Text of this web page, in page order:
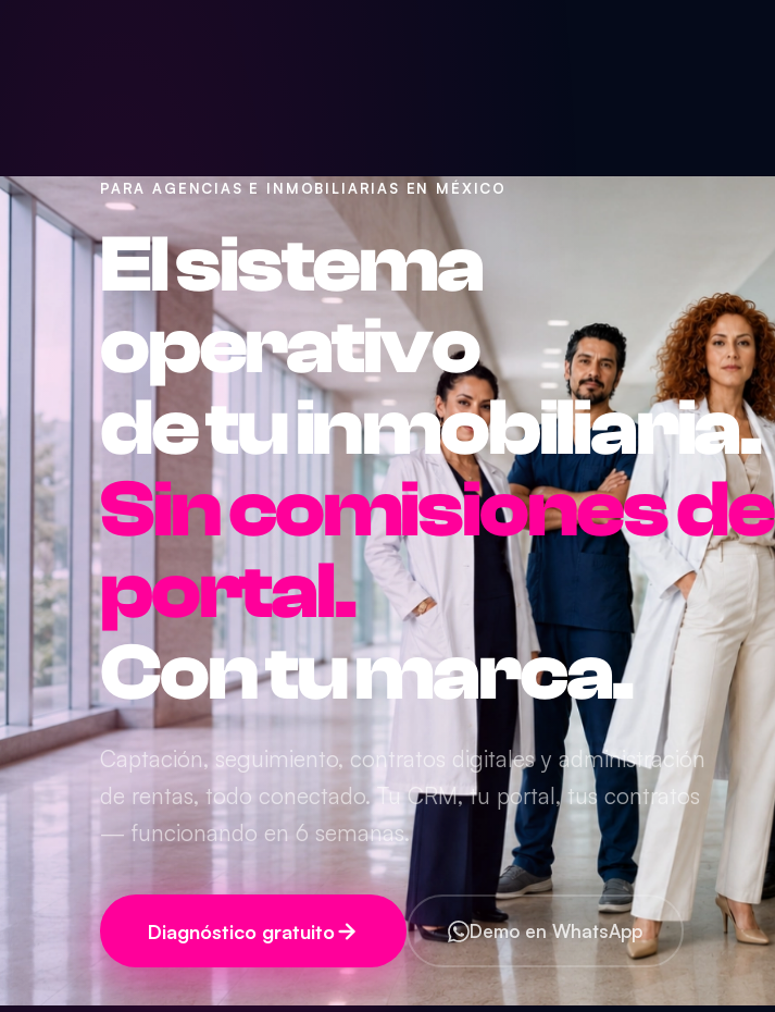
PARA AGENCIAS E INMOBILIARIAS EN MÉXICO
El sistema
operativo
de tu inmobiliaria.
Sin comisiones de
portal.
Con tu marca.
Captación, seguimiento, contratos digitales y administración
de rentas, todo conectado. Tu CRM, tu portal, tus contratos
— funcionando en 6 semanas.
Diagnóstico gratuito Demo en WhatsApp